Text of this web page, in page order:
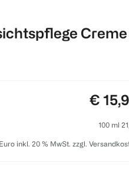
Creme
Preis:
€
100 ml
inkl. 20 % MwSt. zzgl.